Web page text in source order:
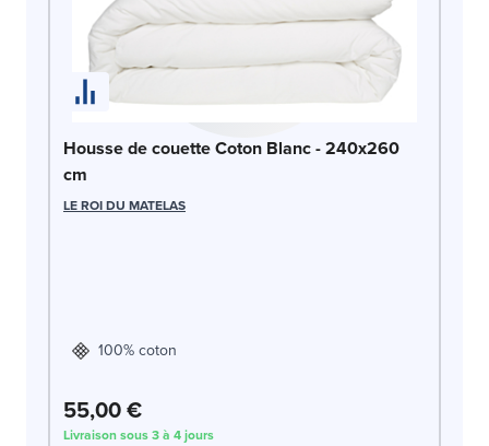
Housse de couette Coton Blanc - 240x260
cm
LE ROI DU MATELAS
100% coton
55,00 €
Livraison sous 3 à 4 jours